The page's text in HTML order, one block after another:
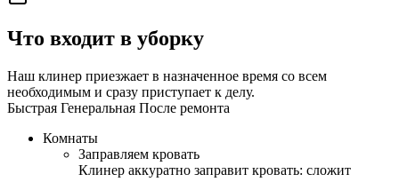
Что входит в уборку
Наш клинер приезжает в назначенное время со всем
необходимым и сразу приступает к делу.
Быстрая Генеральная После ремонта
Комнаты
Заправляем кровать
Клинер аккуратно заправит кровать: сложит